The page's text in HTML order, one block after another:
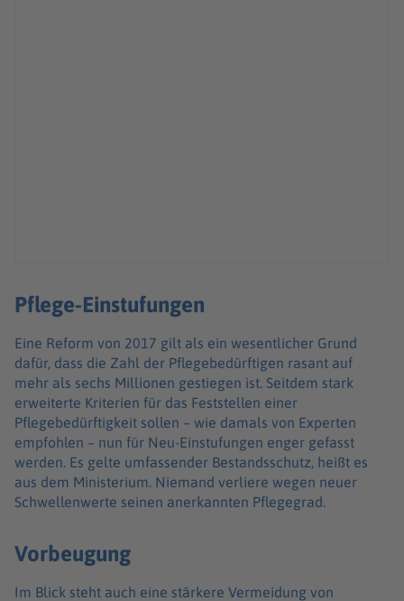
Pflege-Einstufungen
Eine Reform von 2017 gilt als ein wesentlicher Grund
dafür, dass die Zahl der Pflegebedürftigen rasant auf
mehr als sechs Millionen gestiegen ist. Seitdem stark
erweiterte Kriterien für das Feststellen einer
Pflegebedürftigkeit sollen – wie damals von Experten
empfohlen – nun für Neu-Einstufungen enger gefasst
werden. Es gelte umfassender Bestandsschutz, heißt es
aus dem Ministerium. Niemand verliere wegen neuer
Schwellenwerte seinen anerkannten Pflegegrad.
Vorbeugung
Im Blick steht auch eine stärkere Vermeidung von